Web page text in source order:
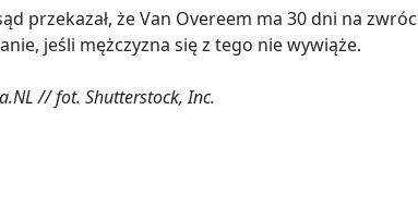
przekazał, że Van Overeem ma 30 dni na
jeśli mężczyzna się z tego nie wywiąże.
// fot. Shutterstock, Inc.